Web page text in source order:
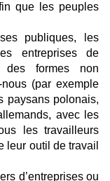
que les peuples
publiques, les
entreprises de
des formes non
(par exemple
paysans polonais,
avec les
les travailleurs
leur outil de travail
d’entreprises ou